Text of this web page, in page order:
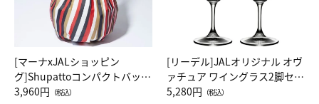
[マーナxJALショッピン
グ]Shupattoコンパクトバッグ
Drop JAL客室乗務員（LC）ス
3,960円 （税込）
[リーデル]JALオリジナル オヴ
ァチュア ワイングラス2脚セッ
ト（レッドワイン）
5,280円 （税込）